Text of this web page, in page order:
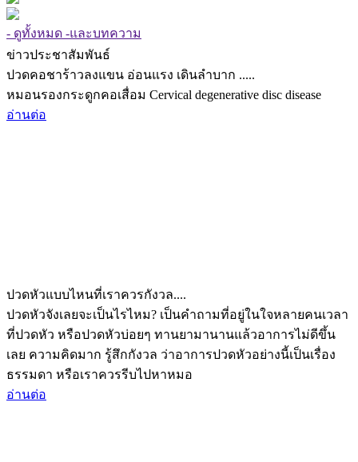
- ดูทั้งหมด -และบทความ
ข่าวประชาสัมพันธ์
ปวดคอชาร้าวลงแขน อ่อนแรง เดินลำบาก .....
หมอนรองกระดูกคอเสื่อม Cervical degenerative disc disease
อ่านต่อ
ปวดหัวแบบไหนที่เราควรกังวล....
ปวดหัวจังเลยจะเป็นไรไหม? เป็นคำถามที่อยู่ในใจหลายคนเวลา
ที่ปวดหัว หรือปวดหัวบ่อยๆ ทานยามานานแล้วอาการไม่ดีขึ้น
เลย ความคิดมาก รู้สึกกังวล ว่าอาการปวดหัวอย่างนี้เป็นเรื่อง
ธรรมดา หรือเราควรรีบไปหาหมอ
อ่านต่อ